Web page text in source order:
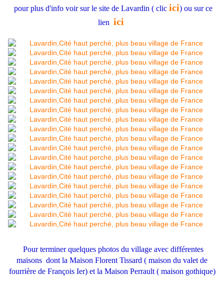
pour plus d'info voir sur le site de Lavardin ( clic ici) ou sur ce
lien ici
Pour terminer quelques photos du village avec différentes
maisons dont la Maison Florent Tissard ( maison du valet de
fourrière de François Ier) et la Maison Perrault ( maison gothique)